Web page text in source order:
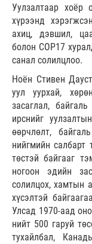
Уулзалтаар хоёр
хүрээнд
ахиц, дэвшил,
болон СОР17
санал солилцлоо.
Ноён Стивен
уул уурхай,
засаглал,
ирснийг
өөрчлөлт,
нийгмийн салбарт
төстэй байгааг
ногоон эдийн
солилцох, хамтын
хүсэлтэй
Улсад 1970-аад
нийт 500 гаруй
тухайлбал,